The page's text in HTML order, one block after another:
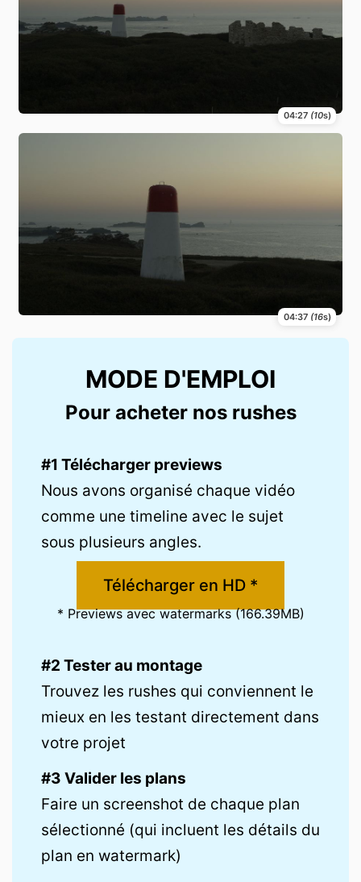
04:27 (10s)
04:37 (16s)
MODE D'EMPLOI
Pour acheter nos rushes
#1 Télécharger previews
Nous avons organisé chaque vidéo
comme une timeline avec le sujet
sous plusieurs angles.
Télécharger en HD *
* Previews avec watermarks (166.39MB)
#2 Tester au montage
Trouvez les rushes qui conviennent le
mieux en les testant directement dans
votre projet
#3 Valider les plans
Faire un screenshot de chaque plan
sélectionné (qui incluent les détails du
plan en watermark)